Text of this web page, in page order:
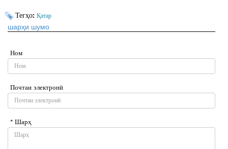
Тегҳо: Қатар
шарҳи шумо
Ном
Почтаи электронӣ
* Шарҳ